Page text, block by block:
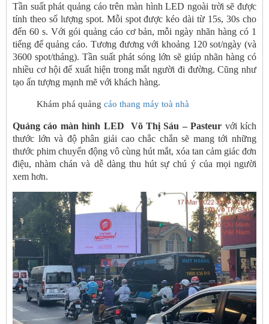
Tần suất phát quảng cáo trên màn hình LED ngoài trời sẽ được
tính theo số lượng spot. Mỗi spot được kéo dài từ 15s, 30s cho
đến 60 s. Với gói quảng cáo cơ bản, mỗi ngày nhãn hàng có 1
tiếng để quảng cáo. Tương đương với khoảng 120 sot/ngày (và
3600 spot/tháng). Tần suất phát sóng lớn sẽ giúp nhãn hàng có
nhiều cơ hội để xuất hiện trong mắt người đi đường. Cũng như
tạo ấn tượng mạnh mẽ với khách hàng.
Khám phá quảng cáo thang máy toà nhà
Quảng cáo màn hình LED Võ Thị Sáu – Pasteur với kích
thước lớn và độ phân giải cao chắc chắn sẽ mang tới những
thước phim chuyển động vô cùng hút mắt, xóa tan cảm giác đơn
điệu, nhàm chán và dễ dàng thu hút sự chú ý của mọi người
xem hơn.